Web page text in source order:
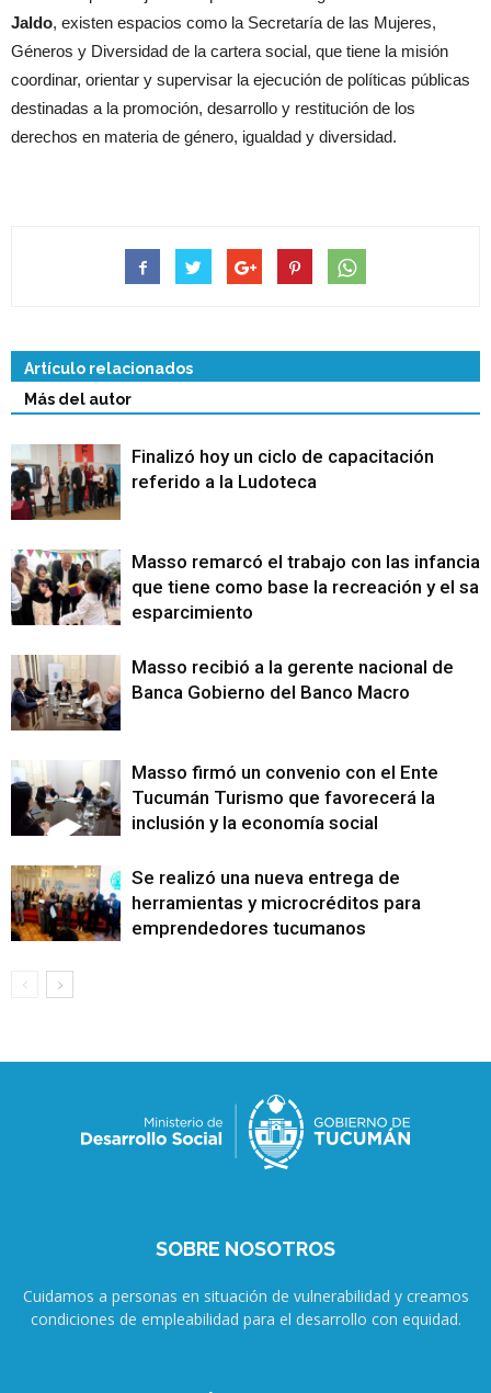
Jaldo, existen espacios como la Secretaría de las Mujeres,
Géneros y Diversidad de la cartera social, que tiene la misión
coordinar, orientar y supervisar la ejecución de políticas públicas
destinadas a la promoción, desarrollo y restitución de los
derechos en materia de género, igualdad y diversidad.
Artículo relacionados
Más del autor
Finalizó hoy un ciclo de capacitación
referido a la Ludoteca
Masso remarcó el trabajo con las infancias
que tiene como base la recreación y el
esparcimiento
Masso recibió a la gerente nacional de
Banca Gobierno del Banco Macro
Masso firmó un convenio con el Ente
Tucumán Turismo que favorecerá la
inclusión y la economía social
Se realizó una nueva entrega de
herramientas y microcréditos para
emprendedores tucumanos
SOBRE NOSOTROS
Cuidamos a personas en situación de vulnerabilidad y creamos
condiciones de empleabilidad para el desarrollo con equidad.